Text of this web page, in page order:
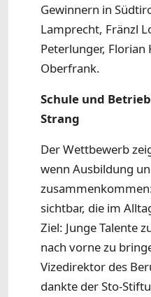
Gewinnern in
Lamprecht, Fränzl
Peterlunger, Florian
Oberfrank.
Schule und
Strang
Der Wettbewerb
wenn Ausbildung
sichtbar, die im
Ziel: Junge Talente
nach vorne zu
Vizedirektor des
dankte der Sto-